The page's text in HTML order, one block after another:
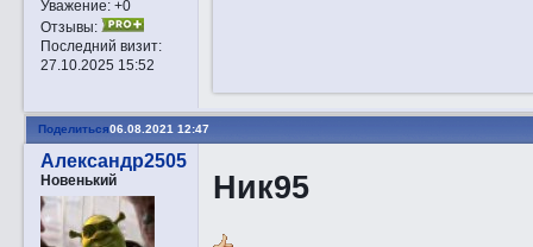
Уважение: +0
Отзывы:
Последний визит:
27.10.2025 15:52
Поделиться06.08.2021 12:47
Александр2505
Новенький Ник95